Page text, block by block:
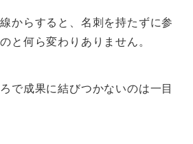
からすると、名刺を持たずに参
と何ら変わりありません。
で成果に結びつかないのは一目